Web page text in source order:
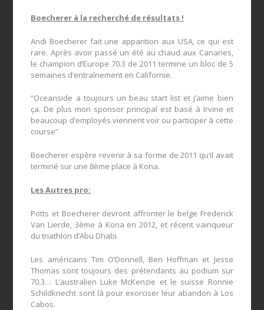
Boecherer à la recherché de résultats !
Andi Boecherer fait une apparition aux USA, ce qui est
rare. Après avoir passé un été au chaud aux Canaries,
le champion d’Europe 70.3 de 2011 termine un bloc de 5
semaines d’entraînement en Californie.
“Oceanside a toujours un beau start list et j’aime bien
ça. De plus mon sponsor principal est basé à Irvine et
beaucoup d’employés viennent voir ou participer à cette
course”
Boecherer espère revenir à sa forme de 2011 qu’il avait
terminé sur une 8ème place à Kona.
Les Autres pro:
Potts et Boecherer devront affronter le belge Frederick
Van Lierde, 3ème à Kona en 2012, et récent vainqueur
du triathlon d’Abu Dhabi.
Les américains Tim O’Donnell, Ben Hoffman et Jesse
Thomas sont toujours des prétendants au podium sur
70.3… L’australien Luke McKenzie et le suisse Ronnie
Schildknecht sont là pour exorciser leur abandon à Los
Cabos.